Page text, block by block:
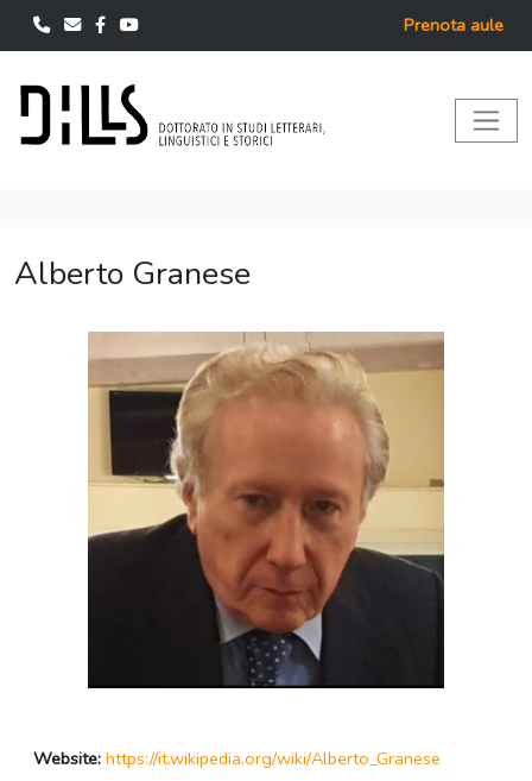
Prenota aule
Alberto Granese
Website: https://it.wikipedia.org/wiki/Alberto_Granese